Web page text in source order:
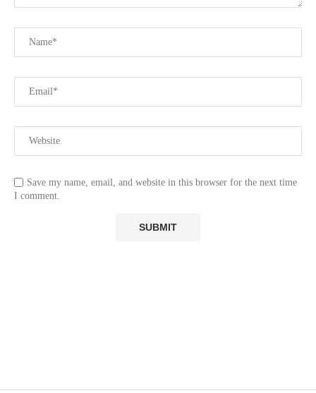
Save my name, email, and website in this browser for the next time
I comment.